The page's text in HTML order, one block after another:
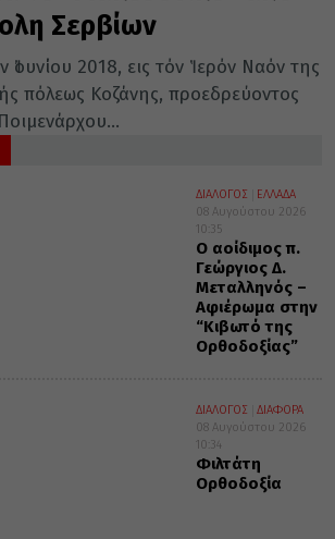
Σερβίων
2018, εις τόν Ἱερόν Ναόν της
πόλεως Κοζάνης, προεδρεύοντος
ΔΙΑΛΟΓΟΣ
ΕΛΛΑΔΑ
08 Αυγούστου 2026
10:35
Ο αοίδιμος π.
Γεώργιος Δ.
Μεταλληνός –
Αφιέρωμα στην
“Κιβωτό της
Ορθοδοξίας”
ΔΙΑΛΟΓΟΣ
ΔΙΑΦΟΡΑ
08 Αυγούστου 2026
10:34
Φιλτάτη
Ορθοδοξία